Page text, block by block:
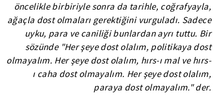
öncelikle birbiriyle sonra da tarihle, coğrafyayla,
ağaçla dost olmaları gerektiğini vurguladı. Sadece
uyku, para ve caniliği bunlardan ayrı tuttu. Bir
sözünde "Her şeye dost olalım, politikaya dost
olmayalım. Her şeye dost olalım, hırs-ı mal ve hırs-
ı caha dost olmayalım. Her şeye dost olalım,
paraya dost olmayalım." der.